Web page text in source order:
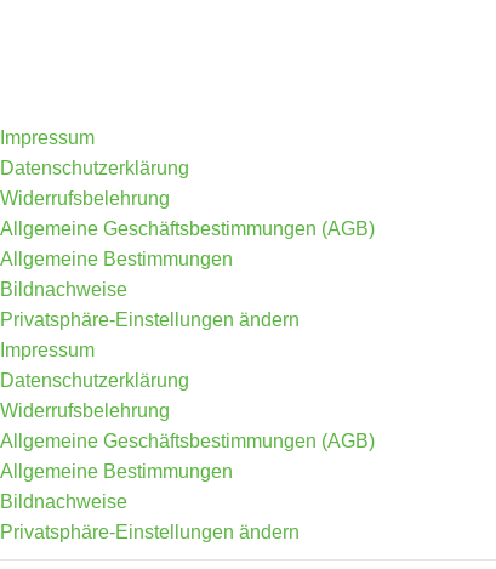
Impressum
Datenschutzerklärung
Widerrufsbelehrung
Allgemeine Geschäftsbestimmungen (AGB)
Allgemeine Bestimmungen
Bildnachweise
Privatsphäre-Einstellungen ändern
Impressum
Datenschutzerklärung
Widerrufsbelehrung
Allgemeine Geschäftsbestimmungen (AGB)
Allgemeine Bestimmungen
Bildnachweise
Privatsphäre-Einstellungen ändern